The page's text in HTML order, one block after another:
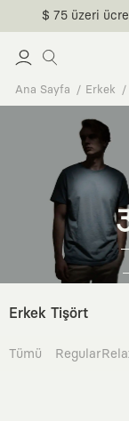
$ 75 üzeri
Ana Sayfa Erkek
Erkek Tişört
Tümü Regular